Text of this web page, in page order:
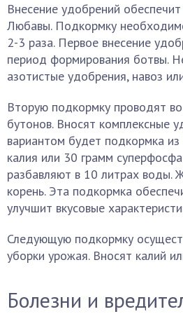
Внесение удобрений
Любавы. Подкормку
2-3 раза. Первое внесение
период формирования ботвы.
азотистые удобрения, навоз
Вторую подкормку проводят
бутонов. Вносят комплексные
вариантом будет подкормка
калия или 30 грамм
разбавляют в 10 литрах воды.
корень. Эта подкормка
улучшит вкусовые
Следующую подкормку
уборки урожая. Вносят калий
Болезни и